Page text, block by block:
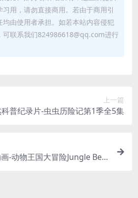
[40.65MB]
》
.jpg [659.53kB]
~1.mp4 [115.40MB]
[1.65MB]
士》
用，请勿直接商用。若由于商用引
均由使用者承担。如若本站内容侵犯
可联系我们824986618@qq.com进行
上一篇
普纪录片-虫虫历险记第1季全5集
-动物王国大冒险Jungle Beat